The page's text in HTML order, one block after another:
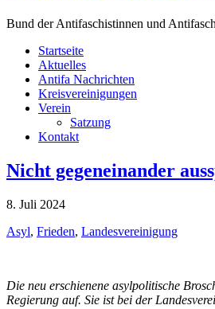
Bund der Antifaschistinnen und
Startseite
Aktuelles
Antifa Nachrichten
Kreisvereinigungen
Verein
Satzung
Kontakt
Nicht gegeneinander
8. Juli 2024
Asyl, Frieden, Landesvereinigung
Die neu erschienene asylpolitische
Regierung auf. Sie ist bei der